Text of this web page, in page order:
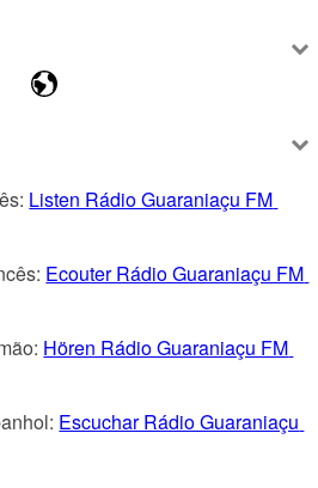
Listen Rádio Guaraniaçu FM
Ecouter Rádio Guaraniaçu FM
Hören Rádio Guaraniaçu FM
Escuchar Rádio Guaraniaçu